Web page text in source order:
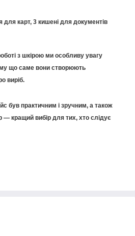
для карт, 3 кишені для документів
з шкірою ми особливу увагу
що саме вони створюють
виріб.
був практичним і зручним, а також
— кращий вибір для тих, хто слідує